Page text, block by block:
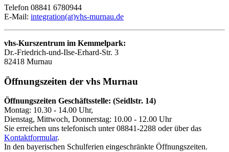
Telefon 08841 6780944
E-Mail: integration(at)vhs-murnau.de
vhs-Kurszentrum im Kemmelpark:
Dr.-Friedrich-und-Ilse-Erhard-Str. 3
82418 Murnau
Öffnungszeiten der vhs Murnau
Öffnungszeiten Geschäftsstelle: (Seidlstr. 14)
Montag: 10.30 - 14.00 Uhr,
Dienstag, Mittwoch, Donnerstag: 10.00 - 12.00 Uhr
Sie erreichen uns telefonisch unter 08841-2288 oder über das
Kontaktformular.
In den bayerischen Schulferien eingeschränkte Öffnungszeiten.